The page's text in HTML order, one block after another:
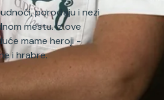
porođaju i nezi
mestu. Iz ove
mame heroji -
i hrabre.